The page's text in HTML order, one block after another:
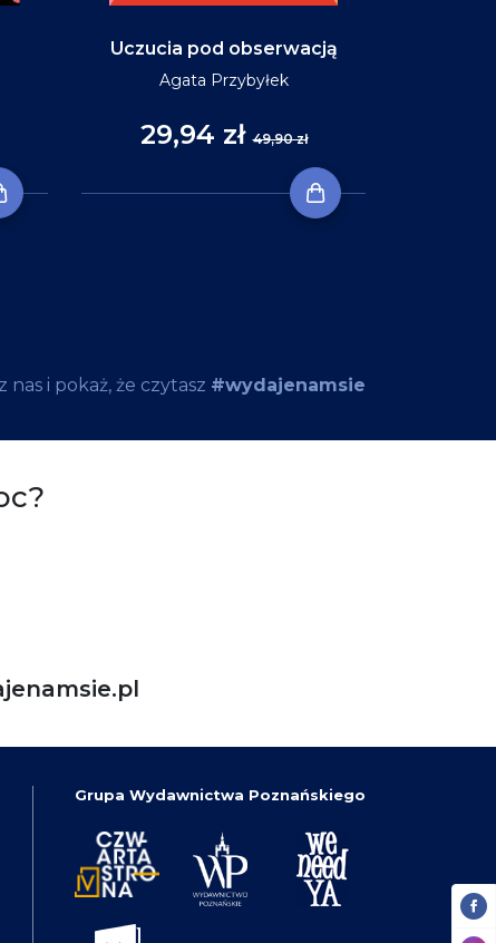
Uczucia pod obserwacją
Agata Przybyłek
29,94 zł49,90 zł
nas i pokaż, że czytasz #wydajenamsie
Grupa Wydawnictwa Poznańskiego